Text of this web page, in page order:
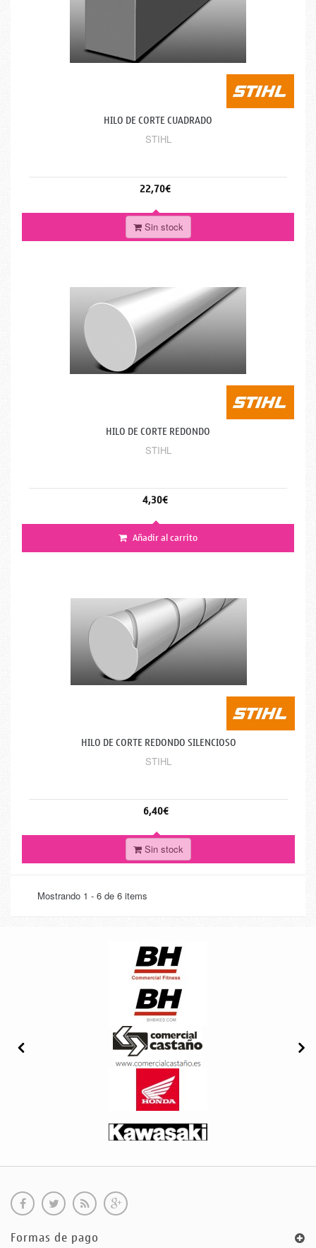
HILO DE CORTE CUADRADO
STIHL
22,70€
Sin stock
HILO DE CORTE REDONDO
STIHL
4,30€
Añadir al carrito
HILO DE CORTE REDONDO SILENCIOSO
STIHL
6,40€
Sin stock
Mostrando 1 - 6 de 6 items
Formas de pago